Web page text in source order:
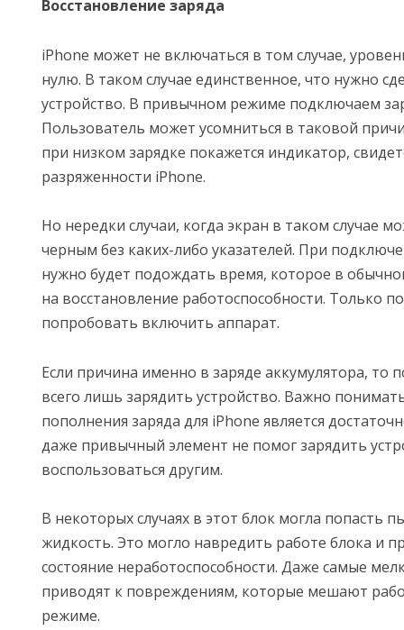
Восстановление заряда
iPhone может не включаться в том случае,
нулю. В таком случае единственное, что нужно
устройство. В привычном режиме подключаем
Пользователь может усомниться в таковой
при низком зарядке покажется индикатор,
разряженности iPhone.
Но нередки случаи, когда экран в таком случае
черным без каких-либо указателей. При
нужно будет подождать время, которое в
на восстановление работоспособности. Только
попробовать включить аппарат.
Если причина именно в заряде аккумулятора, то
всего лишь зарядить устройство. Важно
пополнения заряда для iPhone является
даже привычный элемент не помог зарядить
воспользоваться другим.
В некоторых случаях в этот блок могла попасть
жидкость. Это могло навредить работе блока и
состояние неработоспособности. Даже самые
приводят к повреждениям, которые мешают
режиме.